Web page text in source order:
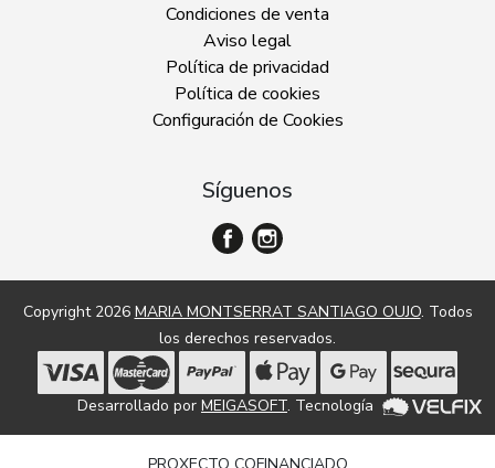
Condiciones de venta
Aviso legal
Política de privacidad
Política de cookies
Configuración de Cookies
Síguenos
Copyright 2026 MARIA MONTSERRAT SANTIAGO OUJO. Todos
los derechos reservados.
Desarrollado por MEIGASOFT. Tecnología